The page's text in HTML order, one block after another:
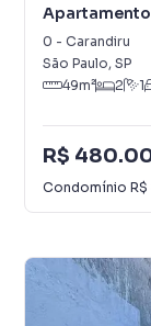
Apartamento
0 - Carandiru
São Paulo, SP
49m² 2 1
R$
Condomínio